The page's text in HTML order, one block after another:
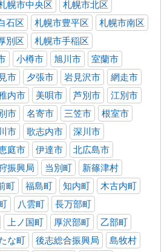
幌市中央区
札幌市北区
石区 札幌市豊平区
札幌市南区
別区
札幌市手稲区
小樽市 旭川市
室蘭市
市 夕張市 岩見沢市
網走市
内市 美唄市 芦別市
江別市
市 名寄市 三笠市
根室市
市 歌志内市
深川市
庭市 伊達市
北広島市
振興局 当別町
新篠津村
町 福島町 知内町
木古内町
八雲町
長万部町
上ノ国町 厚沢部町
乙部町
な町 後志総合振興局
島牧村